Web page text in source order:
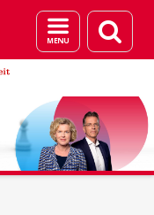
Menu
en